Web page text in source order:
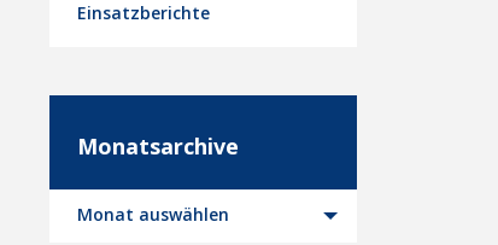
Einsatzberichte
Monatsarchive
Monatsarchive
Monat auswählen